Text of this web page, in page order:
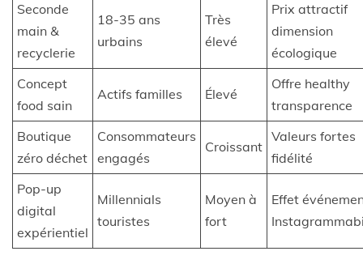
Seconde
main &
recyclerie
18-35 ans
urbains
Très
élevé
Prix attractif
dimension
écologique
Concept
food sain
Actifs familles Élevé
Offre healthy
transparence
Boutique
zéro déchet
Consommateurs
engagés
Croissant
Valeurs fortes
fidélité
Pop-up
digital
expérientiel
Millennials
touristes
Moyen à
fort
Effet